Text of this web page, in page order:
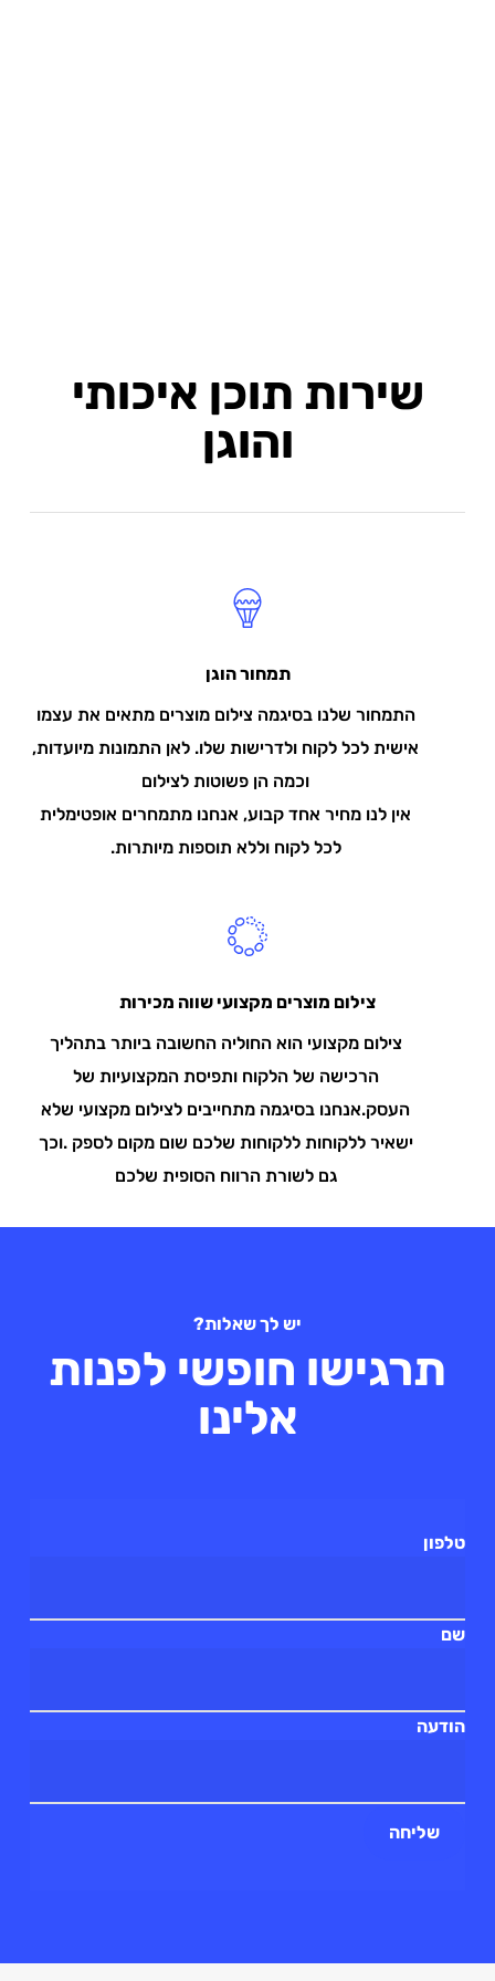
שירות תוכן איכותי
והוגן
תמחור הוגן
התמחור שלנו בסיגמה צילום מוצרים מתאים את עצמו
אישית לכל לקוח ולדרישות שלו. לאן התמונות מיועדות,
וכמה הן פשוטות לצילום
אין לנו מחיר אחד קבוע, אנחנו מתמחרים אופטימלית
לכל לקוח וללא תוספות מיותרות.
צילום מוצרים מקצועי שווה מכירות
צילום מקצועי הוא החוליה החשובה ביותר בתהליך
הרכישה של הלקוח ותפיסת המקצועיות של
העסק.אנחנו בסיגמה מתחייבים לצילום מקצועי שלא
ישאיר ללקוחות ללקוחות שלכם שום מקום לספק .וכך
גם לשורת הרווח הסופית שלכם
יש לך שאלות?
תרגישו חופשי לפנות
אלינו
טלפון
שם
הודעה